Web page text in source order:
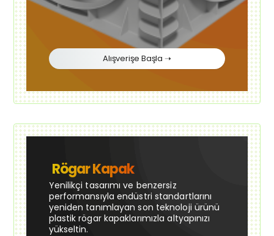
Alışverişe Başla ➝
Rögar Kapak
Yenilikçi tasarımı ve benzersiz
performansıyla endüstri standartlarını
yeniden tanımlayan son teknoloji ürünü
plastik rögar kapaklarımızla altyapınızı
yükseltin.